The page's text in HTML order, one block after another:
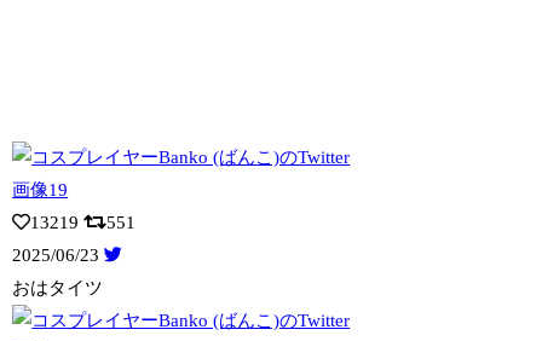
13219
551
2025/06/23
おはタイツ